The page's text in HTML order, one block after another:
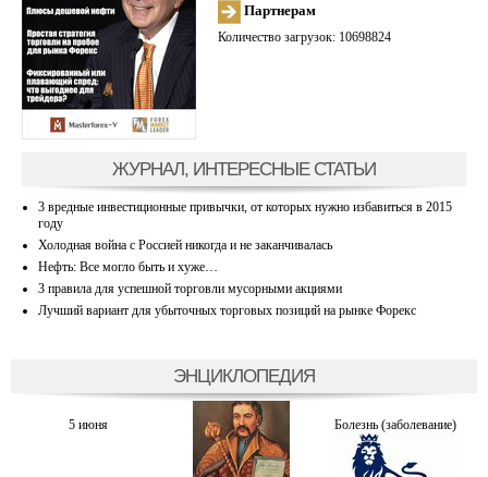
Партнерам
Количество загрузок: 10698824
ЖУРНАЛ, ИНТЕРЕСНЫЕ СТАТЬИ
3 вредные инвестиционные привычки, от которых нужно избавиться в 2015
году
Холодная война с Россией никогда и не заканчивалась
Нефть: Все могло быть и хуже…
3 правила для успешной торговли мусорными акциями
Лучший вариант для убыточных торговых позиций на рынке Форекс
ЭНЦИКЛОПЕДИЯ
5 июня Болезнь (заболевание)